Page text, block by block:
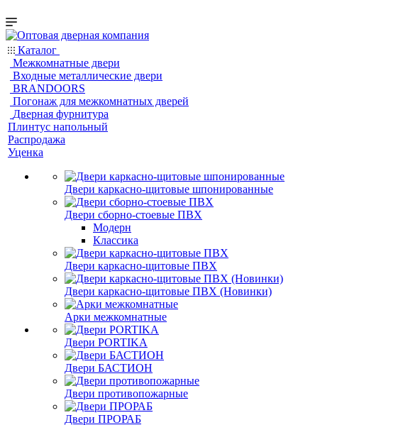
Каталог
Межкомнатные двери
Входные металлические двери
BRANDOORS
Погонаж для межкомнатных дверей
Дверная фурнитура
Плинтус напольный
Распродажа
Уценка
Двери каркасно-щитовые шпонированные
Двери сборно-стоевые ПВХ
Модерн
Классика
Двери каркасно-щитовые ПВХ
Двери каркасно-щитовые ПВХ (Новинки)
Арки межкомнатные
Двери PORTIKA
Двери БАСТИОН
Двери противопожарные
Двери ПРОРАБ